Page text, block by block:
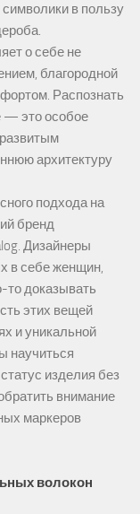
в пользу
о себе не
благородной
Распознать
— это особое
архитектуру
подхода на
бренд
. Дизайнеры
в себе женщин,
то доказывать
этих вещей
и уникальной
научиться
изделия без
внимание
маркеров
волокон